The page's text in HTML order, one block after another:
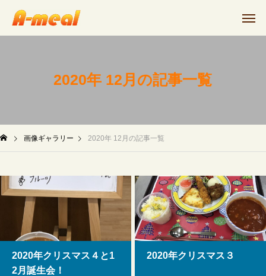
2020年 12月の記事一覧
画像ギャラリー 2020年 12月の記事一覧
2020年クリスマス４と1
2月誕生会！
2020年クリスマス３